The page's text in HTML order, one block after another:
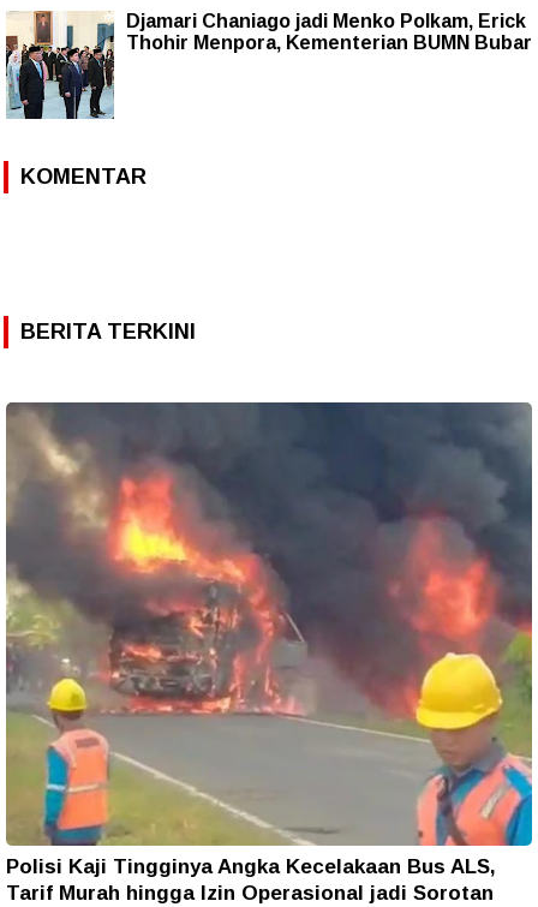
Djamari Chaniago jadi Menko Polkam, Erick
Thohir Menpora, Kementerian BUMN Bubar
KOMENTAR
BERITA TERKINI
Polisi Kaji Tingginya Angka Kecelakaan Bus ALS,
Tarif Murah hingga Izin Operasional jadi Sorotan